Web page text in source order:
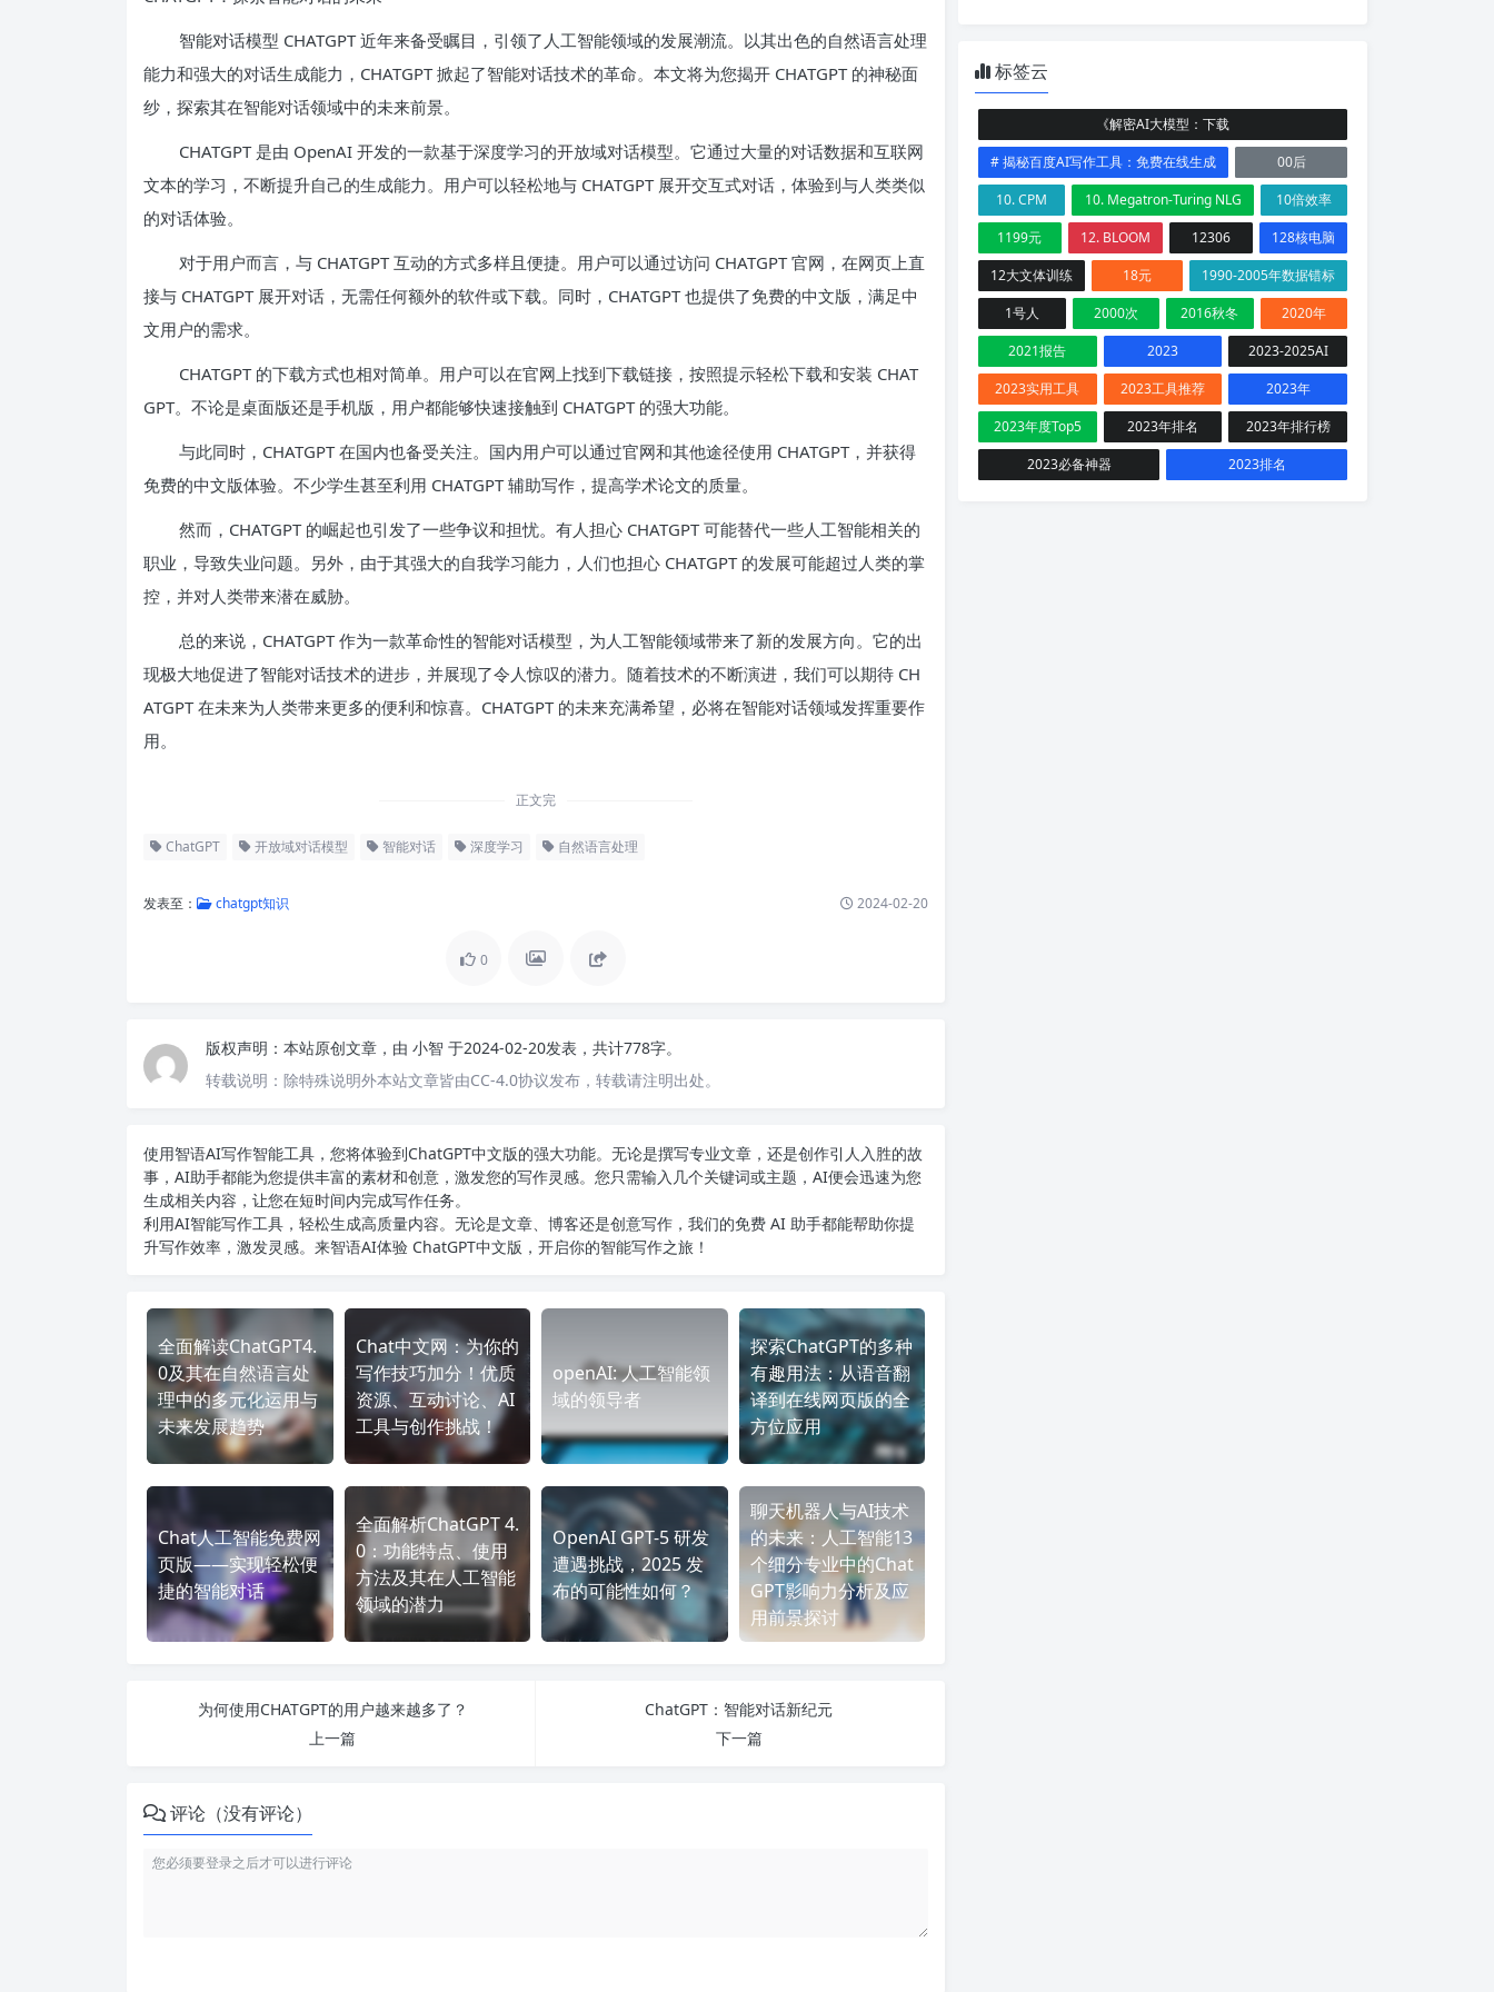
智能对话模型 CHATGPT 近年来备受瞩目，引领了人工智能领域的发展潮流。以其出色的自然语言处理
能力和强大的对话生成能力，CHATGPT 掀起了智能对话技术的革命。本文将为您揭开 CHATGPT 的神秘面
纱，探索其在智能对话领域中的未来前景。
CHATGPT 是由 OpenAI 开发的一款基于深度学习的开放域对话模型。它通过大量的对话数据和互联网
文本的学习，不断提升自己的生成能力。用户可以轻松地与 CHATGPT 展开交互式对话，体验到与人类类似
的对话体验。
对于用户而言，与 CHATGPT 互动的方式多样且便捷。用户可以通过访问 CHATGPT 官网，在网页上直
接与 CHATGPT 展开对话，无需任何额外的软件或下载。同时，CHATGPT 也提供了免费的中文版，满足中
文用户的需求。
CHATGPT 的下载方式也相对简单。用户可以在官网上找到下载链接，按照提示轻松下载和安装 CHAT
GPT。不论是桌面版还是手机版，用户都能够快速接触到 CHATGPT 的强大功能。
与此同时，CHATGPT 在国内也备受关注。国内用户可以通过官网和其他途径使用 CHATGPT，并获得
免费的中文版体验。不少学生甚至利用 CHATGPT 辅助写作，提高学术论文的质量。
然而，CHATGPT 的崛起也引发了一些争议和担忧。有人担心 CHATGPT 可能替代一些人工智能相关的
职业，导致失业问题。另外，由于其强大的自我学习能力，人们也担心 CHATGPT 的发展可能超过人类的掌
控，并对人类带来潜在威胁。
总的来说，CHATGPT 作为一款革命性的智能对话模型，为人工智能领域带来了新的发展方向。它的出
现极大地促进了智能对话技术的进步，并展现了令人惊叹的潜力。随着技术的不断演进，我们可以期待 CH
ATGPT 在未来为人类带来更多的便利和惊喜。CHATGPT 的未来充满希望，必将在智能对话领域发挥重要作
用。
正文完
ChatGPT 开放域对话模型 智能对话 深度学习 自然语言处理
发表至： chatgpt知识 2024-02-20
0
版权声明： 本站原创文章，由 小智 于2024-02-20发表，共计778字。
转载说明： 除特殊说明外本站文章皆由CC-4.0协议发布，转载请注明出处。
使用智语AI写作智能工具，您将体验到ChatGPT中文版的强大功能。无论是撰写专业文章，还是创作引人入胜的故
事，AI助手都能为您提供丰富的素材和创意，激发您的写作灵感。您只需输入几个关键词或主题，AI便会迅速为您
生成相关内容，让您在短时间内完成写作任务。
利用AI智能写作工具，轻松生成高质量内容。无论是文章、博客还是创意写作，我们的免费 AI 助手都能帮助你提
升写作效率，激发灵感。来智语AI体验 ChatGPT中文版 ，开启你的智能写作之旅！
全面解读ChatGPT4.
0及其在自然语言处
理中的多元化运用与
未来发展趋势
Chat中文网：为你的
写作技巧加分！优质
资源、互动讨论、AI
工具与创作挑战！
openAI: 人工智能领
域的领导者
探索ChatGPT的多种
有趣用法：从语音翻
译到在线网页版的全
方位应用
Chat人工智能免费网
页版——实现轻松便
捷的智能对话
全面解析ChatGPT 4.
0：功能特点、使用
方法及其在人工智能
领域的潜力
OpenAI GPT-5 研发
遭遇挑战，2025 发
布的可能性如何？
聊天机器人与AI技术
的未来：人工智能13
个细分专业中的Chat
GPT影响力分析及应
用前景探讨
为何使用CHATGPT的用户越来越多了？
上一篇
ChatGPT：智能对话新纪元
下一篇
评论（没有评论）
标签云
《解密AI大模型：下载
# 揭秘百度AI写作工具：免费在线生成
00后
10. CPM
10. Megatron-Turing NLG
10倍效率
1199元
12. BLOOM 12306
128核电脑
12大文体训练
18元
1990-2005年数据错标
1号人
2000次 2016秋冬
2020年
2021报告
2023
2023-2025AI
2023实用工具
2023工具推荐
2023年
2023年度Top5
2023年排名
2023年排行榜
2023必备神器
2023排名